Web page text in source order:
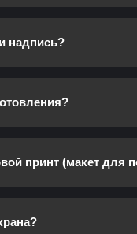
надпись?
принт (макет для